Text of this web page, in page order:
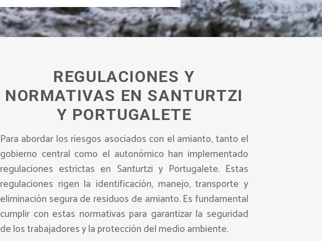
REGULACIONES Y
NORMATIVAS EN SANTURTZI
Y PORTUGALETE
Para abordar los riesgos asociados con el amianto, tanto el
gobierno central como el autonómico han implementado
regulaciones estrictas en Santurtzi y Portugalete. Estas
regulaciones rigen la identificación, manejo, transporte y
eliminación segura de residuos de amianto. Es fundamental
cumplir con estas normativas para garantizar la seguridad
de los trabajadores y la protección del medio ambiente.